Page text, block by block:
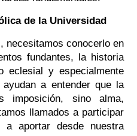
de la Universidad
necesitamos conocerlo en
fundantes, la historia
eclesial y especialmente
ayudan a entender que la
imposición, sino alma,
llamados a participar
aportar desde nuestra